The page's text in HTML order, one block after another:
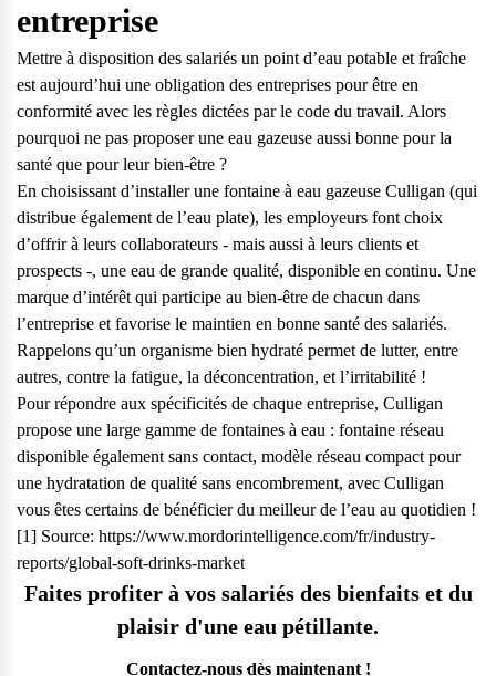
entreprise
Mettre à disposition des salariés un point d’eau potable et fraîche
est aujourd’hui une obligation des entreprises pour être en
conformité avec les règles dictées par le code du travail. Alors
pourquoi ne pas proposer une eau gazeuse aussi bonne pour la
santé que pour leur bien-être ?
En choisissant d’installer une fontaine à eau gazeuse Culligan (qui
distribue également de l’eau plate), les employeurs font choix
d’offrir à leurs collaborateurs - mais aussi à leurs clients et
prospects -, une eau de grande qualité, disponible en continu. Une
marque d’intérêt qui participe au bien-être de chacun dans
l’entreprise et favorise le maintien en bonne santé des salariés.
Rappelons qu’un organisme bien hydraté permet de lutter, entre
autres, contre la fatigue, la déconcentration, et l’irritabilité !
Pour répondre aux spécificités de chaque entreprise, Culligan
propose une large gamme de fontaines à eau : fontaine réseau
disponible également sans contact, modèle réseau compact pour
une hydratation de qualité sans encombrement, avec Culligan
vous êtes certains de bénéficier du meilleur de l’eau au quotidien !
[1] Source: https://www.mordorintelligence.com/fr/industry-
reports/global-soft-drinks-market
Faites profiter à vos salariés des bienfaits et du
plaisir d'une eau pétillante.
Contactez-nous dès maintenant !